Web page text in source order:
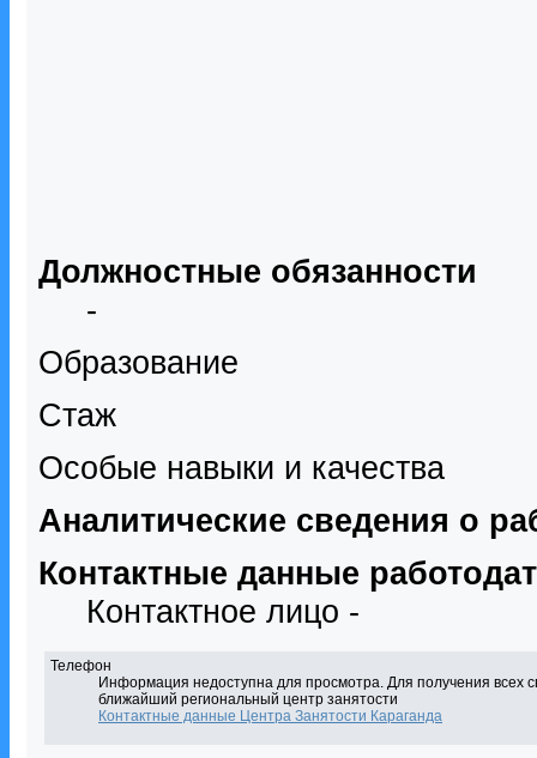
Должностные обязанности
-
Образование
Стаж
Особые навыки и качества
Аналитические сведения о
Контактные данные
Контактное лицо -
Телефон
Информация недоступна для просмотра. Для получения всех
ближайший региональный центр занятости
Контактные данные Центра Занятости Караганда